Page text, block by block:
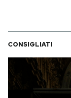
CONSIGLIATI